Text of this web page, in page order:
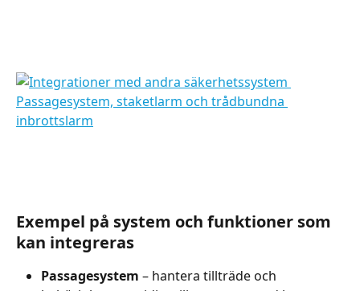
Exempel på system och funktioner som
kan integreras
Passagesystem – hantera tillträde och